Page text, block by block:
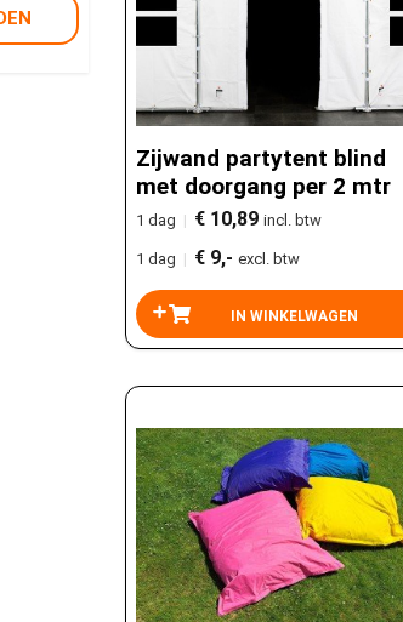
Zijwand partytent blind
met doorgang per 2 mtr
1 dag | € 10,89 incl. btw
1 dag | € 9,- excl. btw